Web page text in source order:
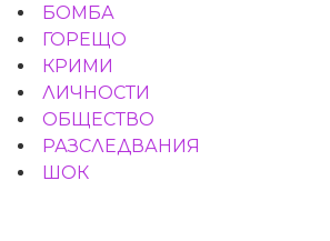
БОМБА
ГОРЕЩО
КРИМИ
ЛИЧНОСТИ
ОБЩЕСТВО
РАЗСЛЕДВАНИЯ
ШОК